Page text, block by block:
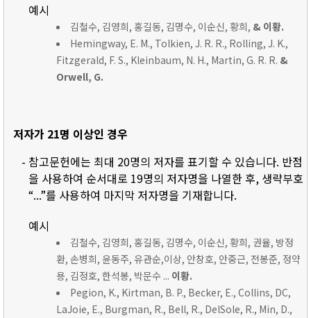
예시
김철수, 김영희, 홍길동, 김명수, 이순신, 황희, & 이황.
Hemingway, E. M., Tolkien, J. R. R., Rolling, J. K.,
Fitzgerald, F. S., Kleinbaum, N. H., Martin, G. R. R. &
Orwell, G.
저자가 21명 이상인 경우
- 참고문헌에는 최대 20명의 저자를 표기할 수 있습니다. 반점
을 사용하여 순서대로 19명의 저자명을 나열한 후, 생략부호
“...”를 사용하여 마지막 저자명을 기재합니다.
예시
김철수, 김영희, 홍길동, 김명수, 이순신, 황희, 권율, 방정
환, 손병희, 윤동주, 유관순,이상, 안창호, 안중근, 전봉준, 정약
용, 김정호, 한석봉, 박문수 ... 이황.
Pegion, K., Kirtman, B. P., Becker, E., Collins, DC,
LaJoie, E., Burgman, R., Bell, R., DelSole, R., Min, D.,